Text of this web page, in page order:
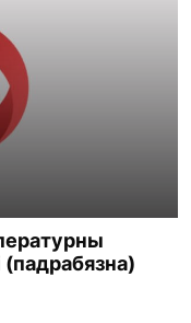
(падрабязна)